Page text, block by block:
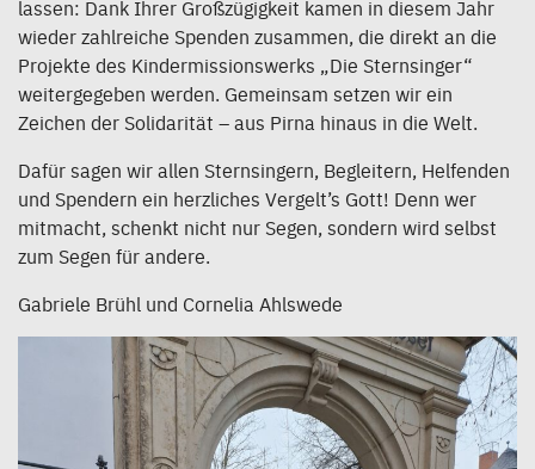
lassen: Dank Ihrer Großzügigkeit kamen in diesem Jahr
wieder zahlreiche Spenden zusammen, die direkt an die
Projekte des Kindermissionswerks „Die Sternsinger“
weitergegeben werden. Gemeinsam setzen wir ein
Zeichen der Solidarität – aus Pirna hinaus in die Welt.
Dafür sagen wir allen Sternsingern, Begleitern, Helfenden
und Spendern ein herzliches Vergelt’s Gott! Denn wer
mitmacht, schenkt nicht nur Segen, sondern wird selbst
zum Segen für andere.
Gabriele Brühl und Cornelia Ahlswede